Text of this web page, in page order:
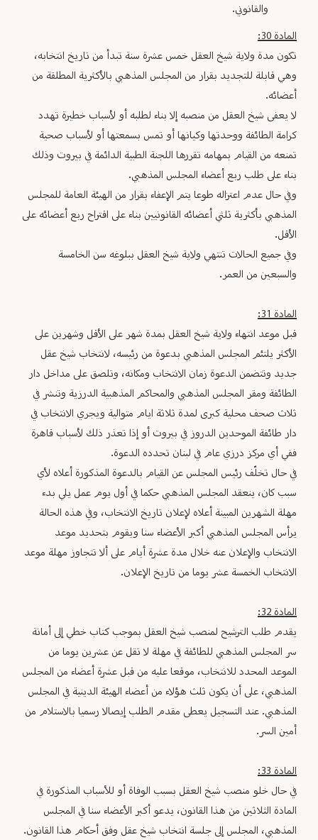
والقانوني.
المادة 30:
تكون مدة ولاية شيخ العقل خمس عشرة سنة تبدأ من تاريخ انتخابه،
وهي قابلة للتجديد بقرار من المجلس المذهبي بالأكثرية المطلقة من
أعضائه.
لا يعفى شيخ العقل من منصبه إلا بناء لطلبه أو لأسباب خطيرة تهدد
كرامة الطائفة ووحدتها وكيانها أو تمس بسمعتها أو لأسباب صحية
تمنعه من القيام بمهامه تقررها اللجنة الطبية الدائمة في بيروت وذلك
بناء على طلب ربع أعضاء المجلس المذهبي.
وفي حال عدم اعتزاله طوعا يتم الإعفاء بقرار من الهيئة العامة للمجلس
المذهبي بأكثرية ثلثي أعضائه القانونيين بناء على اقتراح ربع أعضائه على
الأقل.
وفي جميع الحالات تنتهي ولاية شيخ العقل ببلوغه سن الخامسة
والسبعين من العمر.
المادة 31:
قبل موعد انتهاء ولاية شيخ العقل بمدة شهر على الأقل وشهرين على
الأكثر يلتئم المجلس المذهبي بدعوة من رئيسه، لانتخاب شيخ عقل
جديد وتتضمن الدعوة زمان الانتخاب ومكانه، وتلصق على مداخل دار
الطائفة ومقر المجلس المذهبي والمحاكم المذهبية الدرزية وتنشر في
ثلاث صحف محلية كبرى لمدة ثلاثة ايام متوالية ويجري الانتخاب في
دار طائفة الموحدين الدروز في بيروت أو إذا تعذر ذلك لأسباب قاهرة
ففي أي مركز درزي عام في لبنان تحدده الدعوة.
في حال تخلّف رئيس المجلس عن القيام بالدعوة المذكورة أعلاه لأي
سبب كان، ينعقد المجلس المذهبي حكما في أول يوم عمل يلي بدء
مهلة الشهرين المبينة أعلاه لإعلان تاريخ الانتخاب، وفي هذه الحالة
يرأس المجلس المذهبي أكبر الأعضاء سنا ويقوم بتحديد موعد
الانتخاب والإعلان عنه خلال مدة عشرة أيام على ألا تتجاوز مهلة موعد
الانتخاب الخمسة عشر يوما من تاريخ الإعلان.
المادة 32:
يقدم طلب الترشيح لمنصب شيخ العقل بموجب كتاب خطي إلى أمانة
سر المجلس المذهبي للطائفة في مهلة لا تقل عن عشرين يوما من
الموعد المحدد للانتخاب، موقعا عليه من قبل عشرة أعضاء من المجلس
المذهبي، على أن يكون ثلث هؤلاء من أعضاء الهيئة الدينية في المجلس
المذهبي. عند التسجيل يعطى مقدم الطلب إيصالا رسميا بالاستلام من
أمين السر.
المادة 33:
في حال خلو منصب شيخ العقل بسبب الوفاة أو للأسباب المذكورة في
المادة الثلاثين من هذا القانون، يدعو أكبر الأعضاء سنا في المجلس
المذهبي، المجلس إلى جلسة انتخاب شيخ عقل وفق أحكام هذا القانون.